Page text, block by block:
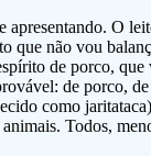
apresentando. O
que não vou
de porco, que
de porco,
como
Todos,